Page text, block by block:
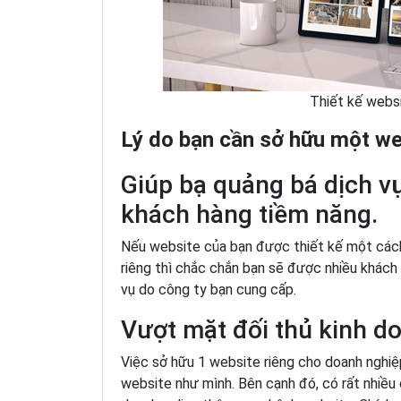
Thiết kế
Lý do bạn cần sở hữu một
Giúp bạ quảng bá dịch
khách hàng tiềm năng.
Nếu website của bạn được thiết kế một
riêng thì chắc chắn bạn sẽ được nhiều
vụ do công ty bạn cung cấp.
Vượt mặt đối thủ kinh
Việc sở hữu 1 website riêng cho doanh
website như mình. Bên cạnh đó, có rất